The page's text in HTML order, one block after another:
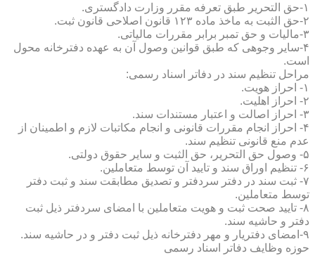
۱-حق التحریر طبق تعرفه مقرر وزارت دادگستری.
۲-حق الثبت به ماخذ ماده ۱۲۳ قانون اصلاحی قانون ثبت.
۳-مالیات و حق تمبر برابر مقررات مالیاتی.
۴-سایر وجوهی که طبق قوانین وصول آن به عهده دفترخانه محول
است.
مراحل تنظیم سند در دفاتر اسناد رسمی:
۱- احراز هویت.
۲- احراز اهلیت.
۳- احراز اصالت و اعتبار مستندات سند.
۴- احراز انجام مقررات قانونی و انجام مکاتبات لازم و اطمینان از
عدم منع قانونی تنظیم سند.
۵- وصول حق التحریر، حق الثبت و سایر حقوق دولتی.
۶- تنظیم اوراق سند و تایید آن توسط متعاملین.
۷- ثبت سند در دفتر سردفتر و تصدیق مطابقت سند و ثبت دفتر
توسط متعاملین.
۸- تایید صحت ثبت و هویت متعاملین با امضای سردفتر ذیل ثبت
دفتر و حاشیه سند.
۹-امضای دفتریار و مهر دفترخانه ذیل ثبت دفتر و در حاشیه سند.
حوزه وظایف دفاتر اسناد رسمی